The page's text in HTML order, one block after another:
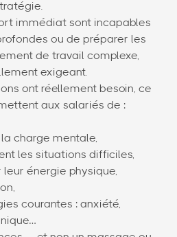
immédiat sont incapables
ou de préparer les
de travail complexe,
exigeant.
ont réellement besoin, ce
aux salariés de :
charge mentale,
les situations difficiles,
énergie physique,
courantes : anxiété,